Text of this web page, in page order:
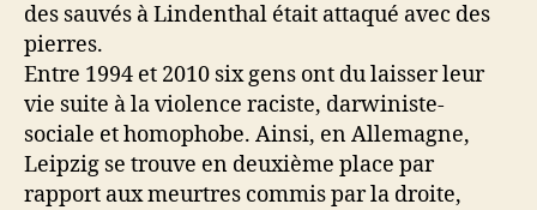
des sauvés à Lindenthal était attaqué avec des
pierres.
Entre 1994 et 2010 six gens ont du laisser leur
vie suite à la violence raciste, darwiniste-
sociale et homophobe. Ainsi, en Allemagne,
Leipzig se trouve en deuxième place par
rapport aux meurtres commis par la droite,